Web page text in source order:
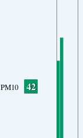
PM10 42